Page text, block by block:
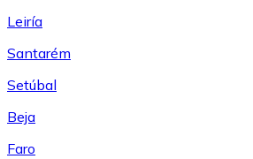
Leiría
Santarém
Setúbal
Beja
Faro